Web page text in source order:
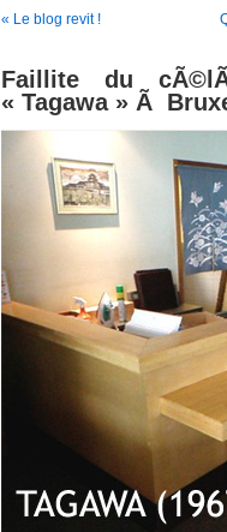
« Le blog revit !
Faillite du
« Tagawa » Ã